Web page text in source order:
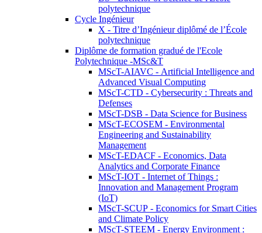
polytechnique
Cycle Ingénieur
X - Titre d’Ingénieur diplômé de l’École
polytechnique
Diplôme de formation gradué de l'Ecole
Polytechnique -MSc&T
MScT-AIAVC - Artificial Intelligence and
Advanced Visual Computing
MScT-CTD - Cybersecurity : Threats and
Defenses
MScT-DSB - Data Science for Business
MScT-ECOSEM - Environmental
Engineering and Sustainability
Management
MScT-EDACF - Economics, Data
Analytics and Corporate Finance
MScT-IOT - Internet of Things :
Innovation and Management Program
(IoT)
MScT-SCUP - Economics for Smart Cities
and Climate Policy
MScT-STEEM - Energy Environment :